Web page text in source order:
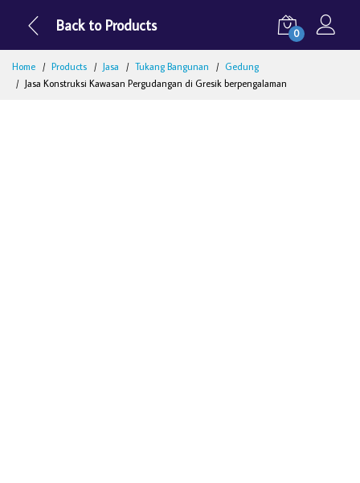
Back to Products 0
Home Products Jasa Tukang Bangunan
Gedung
Jasa Konstruksi Kawasan Pergudangan di Gresik berpengalaman